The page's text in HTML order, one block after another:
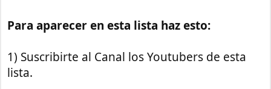
Para aparecer en esta lista haz esto:
1) Suscribirte al Canal los Youtubers de esta
lista.